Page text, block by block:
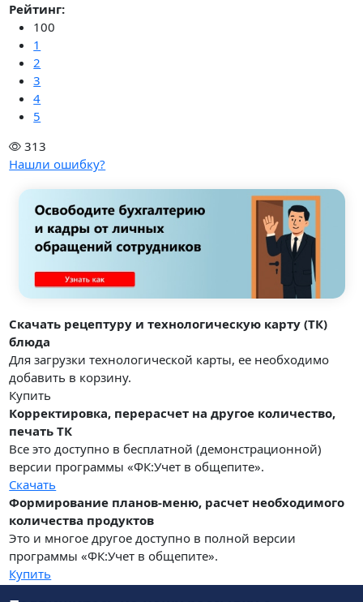
Рейтинг:
100
1
2
3
4
5
313
Нашли ошибку?
Скачать рецептуру и технологическую карту (ТК)
блюда
Для загрузки технологической карты, ее необходимо
добавить в корзину.
Купить
Корректировка, перерасчет на другое количество,
печать ТК
Все это доступно в бесплатной (демонстрационной)
версии программы «ФК:Учет в общепите».
Скачать
Формирование планов-меню, расчет необходимого
количества продуктов
Это и многое другое доступно в полной версии
программы «ФК:Учет в общепите».
Купить